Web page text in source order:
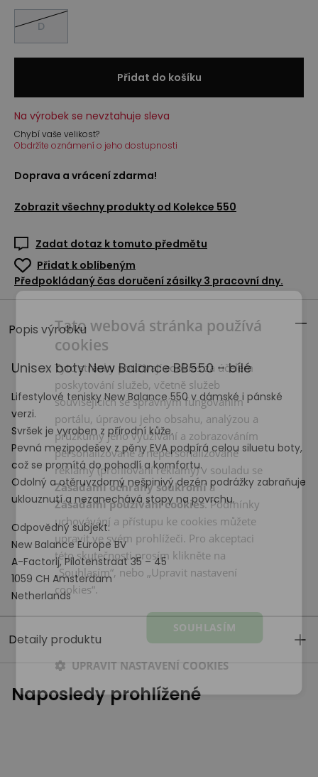
D
Přidat do košíku
Na výrobek se nevztahuje sleva
Chybí vaše velikost?
Obdržíte oznámení o jeho dostupnosti
Doprava a vrácení zdarma!
Zobrazit všechny produkty od Kolekce 550
Zadat dotaz k tomuto předmětu
Přidat k oblíbeným
Předpokládaný čas doručení zásilky 3 pracovní dny.
Popis výrobku
Unisex boty New Balance BB550 – bílé
Lifestylové tenisky New Balance 550 v dámské i pánské
verzi.
Svršek je vyroben z přírodní kůže.
Pevná mezipodešev z pěnyEVApodpírá celou siluetu boty,
což se promítá do pohodlí a komfortu.
Odolný a otěruvzdorný nešpinivý dezén podrážky zabraňuje
uklouznutí a nezanechává stopy na povrchu.
Odpovědný subjekt:
New Balance Europe BV
A-Factorij, Pilotenstraat 35 – 45
1059 CH Amsterdam
Netherlands
Detaily produktu
Naposledy prohlížené
Tato webová stránka používá
cookies
Tyto stránky používají cookies za účelem
poskytování služeb, včetně služeb
souvisejících se správným fungováním
portálu, úpravou jeho obsahu, analýzou a
průzkumy jeho využívání a zobrazováním
personalizované a nepersonalizované
reklamy (profilování reklamy) v souladu se
Zásadami ochrany soukromí a
Zásadami používání cookies. Podmínky
uchovávání a přístupu ke cookies můžete
upravit ve svém prohlížeči. Pro akceptaci
této skutečnosti prosím klikněte na
„Souhlasím“, nebo „Upravit nastavení
cookies“.
SOUHLASÍM
UPRAVIT NASTAVENÍ COOKIES